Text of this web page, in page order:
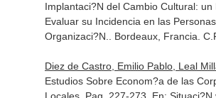
Implantaci?N del Cambio Cultural:
Evaluar su Incidencia en las
Organizaci?N.
. Bordeaux, Francia.
Diez de Castro, Emilio Pablo, Leal
Estudios Sobre Econom?a de las